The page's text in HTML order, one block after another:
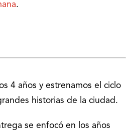
.
4 años y estrenamos el ciclo
historias de la ciudad.
se enfocó en los años